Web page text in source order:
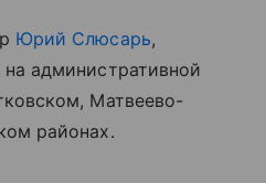
Юрий Слюсарь,
административной
Матвеево-
районах.